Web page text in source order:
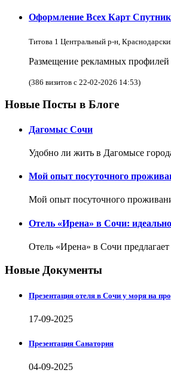
Оформление Всех Карт
Титова 1 Центральный р-н,
Размещение рекламных профилей
(386 визитов с 22-02-2026 14:53)
Новые Посты в Блоге
Дагомыс Сочи
Удобно ли жить в Дагомысе
Мой опыт посуточного
Мой опыт посуточного
Отель «Ирена» в Сочи:
Отель «Ирена» в Сочи
Новые Документы
Презентация отеля в Сочи у моря на
17-09-2025
Презентация Санатория
04-09-2025